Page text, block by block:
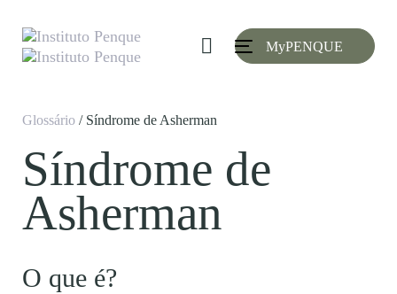
links to
primary
navigation
content
Toggle
MyPENQUE
Glossário / Síndrome de Asherman
Síndrome de
Asherman
O que é?